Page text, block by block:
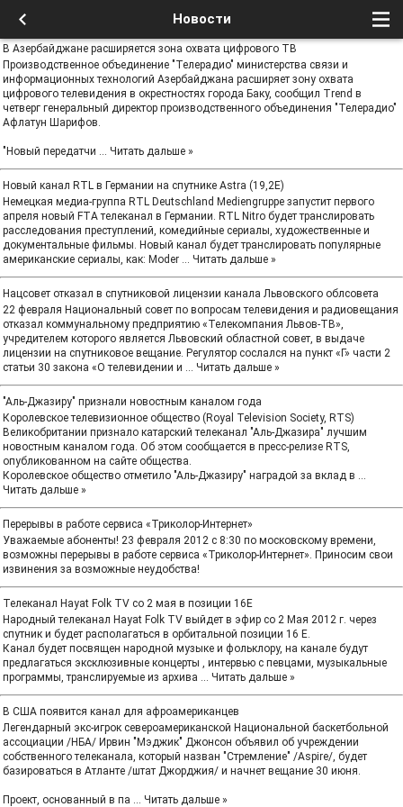
Новости
В Азербайджане расширяется зона охвата цифрового ТВ
Производственное объединение "Телерадио" министерства связи и
информационных технологий Азербайджана расширяет зону охвата
цифрового телевидения в окрестностях города Баку, сообщил Trend в
четверг генеральный директор производственного объединения "Телерадио"
Афлатун Шарифов.
"Новый передатчи ... Читать дальше »
Новый канал RTL в Германии на спутнике Astra (19,2Е)
Немецкая медиа-группа RTL Deutschland Mediengruppe запустит первого
апреля новый FTA телеканал в Германии. RTL Nitro будет транслировать
расследования преступлений, комедийные сериалы, художественные и
документальные фильмы. Новый канал будет транслировать популярные
американские сериалы, как: Moder ... Читать дальше »
Нацсовет отказал в спутниковой лицензии канала Львовского облсовета
22 февраля Национальный совет по вопросам телевидения и радиовещания
отказал коммунальному предприятию «Телекомпания Львов-ТВ»,
учредителем которого является Львовский областной совет, в выдаче
лицензии на спутниковое вещание. Регулятор сослался на пункт «Г» части 2
статьи 30 закона «О телевидении и ... Читать дальше »
"Аль-Джазиру" признали новостным каналом года
Королевское телевизионное общество (Royal Television Society, RTS)
Великобритании признало катарский телеканал "Аль-Джазира" лучшим
новостным каналом года. Об этом сообщается в пресс-релизе RTS,
опубликованном на сайте общества.
Королевское общество отметило "Аль-Джазиру" наградой за вклад в ...
Читать дальше »
Перерывы в работе сервиса «Триколор-Интернет»
Уважаемые абоненты! 23 февраля 2012 с 8:30 по московскому времени,
возможны перерывы в работе сервиса «Триколор-Интернет». Приносим свои
извинения за возможные неудобства!
Телеканал Hayat Folk TV со 2 мая в позиции 16E
Народный телеканал Hayat Folk TV выйдет в эфир со 2 Мая 2012 г. через
спутник и будет располагаться в орбитальной позиции 16 E.
Канал будет посвящен народной музыке и фольклору, на канале будут
предлагаться эксклюзивные концерты , интервью с певцами, музыкальные
программы, транслируемые из архива ... Читать дальше »
В США появится канал для афроамериканцев
Легендарный экс-игрок североамериканской Национальной баскетбольной
ассоциации /НБА/ Ирвин "Мэджик" Джонсон объявил об учреждении
собственного телеканала, который назван "Стремление" /Aspire/, будет
базироваться в Атланте /штат Джорджия/ и начнет вещание 30 июня.
Проект, основанный в па ... Читать дальше »